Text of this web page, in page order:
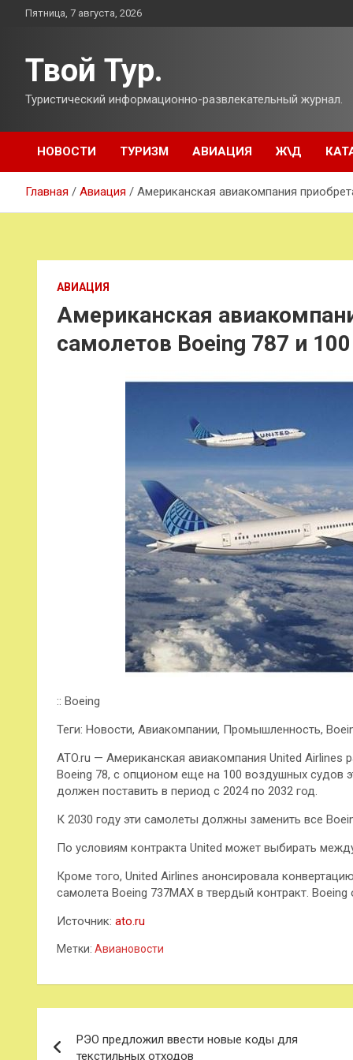
ПерейтиПятница, 7 августа, 2026
Твой Тур.
Туристический информационно-развлекательный журнал.
НОВОСТИ ТУРИЗМ АВИАЦИЯ Ж\Д
Главная Авиация Американская авиакомпания
АВИАЦИЯ
Американская
самолетов Boeing 787 и
:: Boeing
Теги: Новости, Авиакомпании, Промышленность,
ATO.ru — Американская авиакомпания United
Boeing 78, с опционом еще на 100 воздушных судов
должен поставить в период с 2024 по 2032 год.
К 2030 году эти самолеты должны заменить все
По условиям контракта United может выбирать
Кроме того, United Airlines анонсировала
самолета Boeing 737MAX в твердый контракт.
Источник: ato.ru
Метки: Авиановости
РЭО предложил ввести новые коды для
текстильных отходов